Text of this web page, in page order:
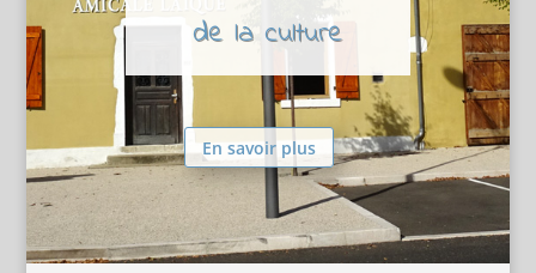
de la culture
En savoir plus